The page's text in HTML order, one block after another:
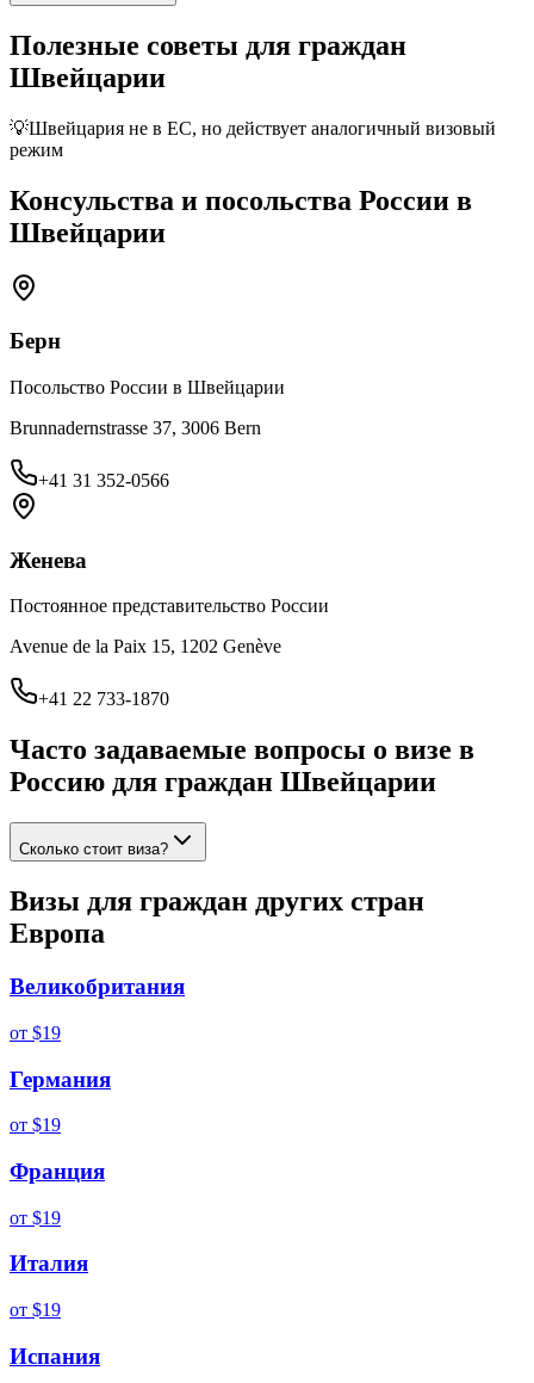
Полезные советы для граждан
Швейцарии
💡Швейцария не в ЕС, но действует аналогичный визовый
режим
Консульства и посольства России в
Швейцарии
Берн
Посольство России в Швейцарии
Brunnadernstrasse 37, 3006 Bern
+41 31 352-0566
Женева
Постоянное представительство России
Avenue de la Paix 15, 1202 Genève
+41 22 733-1870
Часто задаваемые вопросы о визе в
Россию для граждан Швейцарии
Сколько стоит виза?
Визы для граждан других стран
Европа
Великобритания
от $19
Германия
от $19
Франция
от $19
Италия
от $19
Испания